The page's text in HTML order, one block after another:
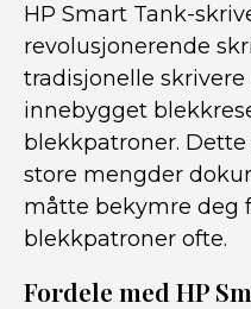
HP Smart Tank-
revolusjonerende
tradisjonelle
innebygget
blekkpatroner.
store mengder
måtte bekymre deg
blekkpatroner ofte.
Fordele med HP